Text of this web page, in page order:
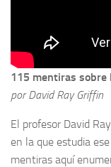
115 mentiras
por David Ray Griffin
El profesor David
en la que estudia
mentiras aquí